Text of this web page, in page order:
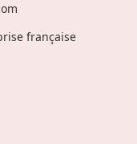
française